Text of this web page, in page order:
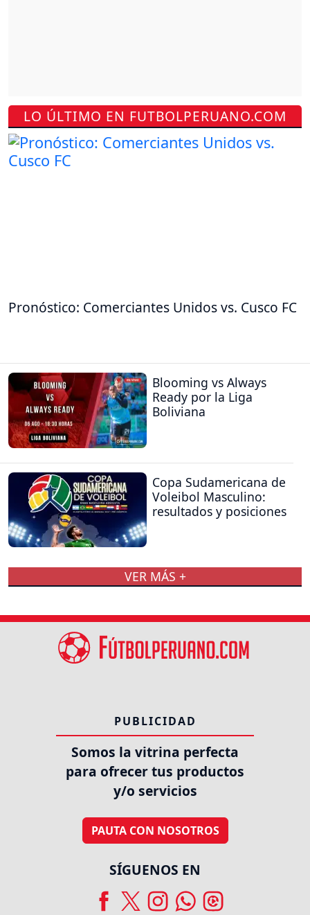
LO ÚLTIMO EN FUTBOLPERUANO.COM
Pronóstico: Comerciantes Unidos vs. Cusco FC
Blooming vs Always
Ready por la Liga
Boliviana
Copa Sudamericana de
Voleibol Masculino:
resultados y posiciones
VER MÁS +
PUBLICIDAD
Somos la vitrina perfecta
para ofrecer tus productos
y/o servicios
PAUTA CON NOSOTROS
SÍGUENOS EN